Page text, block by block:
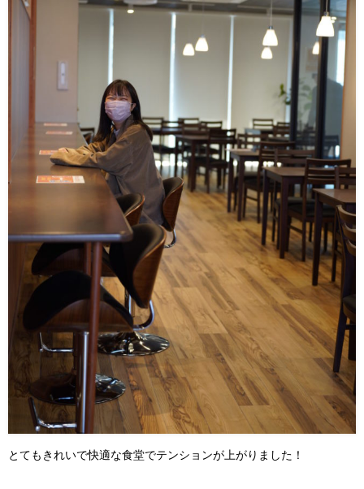
とてもきれいで快適な食堂でテンションが上がりました！